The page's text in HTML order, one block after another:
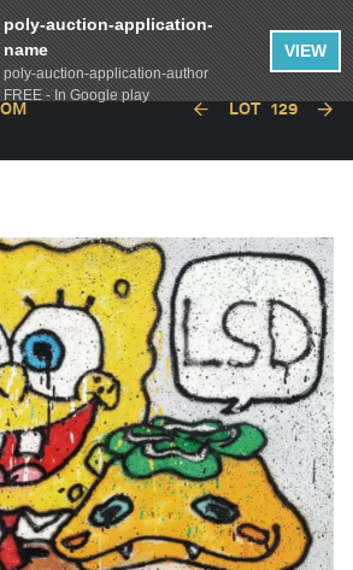
LOT 129
poly-auction-application-
name
poly-auction-application-author
FREE - In Google play
VIEW